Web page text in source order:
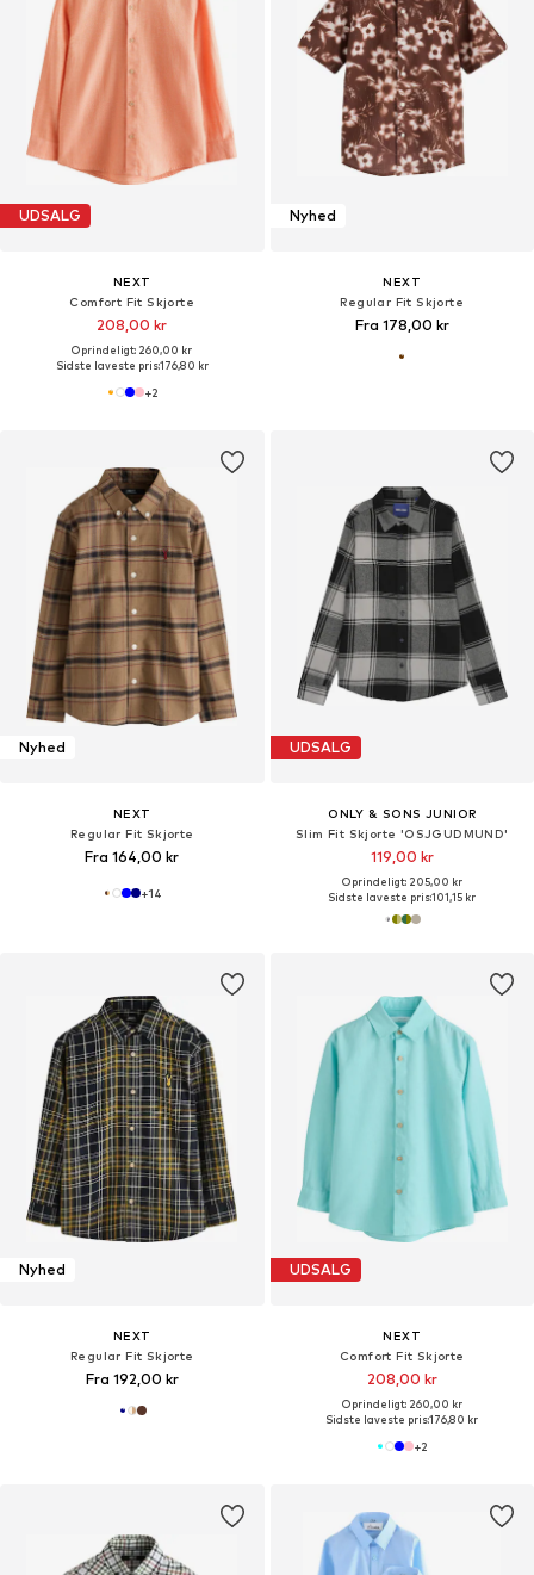
UDSALG
NEXT
Comfort Fit Skjorte
208,00 kr
Oprindeligt: 260,00 kr
Sidste laveste pris:176,80 kr
+2
Nyhed
NEXT
Regular Fit Skjorte
Fra 178,00 kr
Nyhed
NEXT
Regular Fit Skjorte
Fra 164,00 kr
+14
UDSALG
ONLY & SONS JUNIOR
Slim Fit Skjorte 'OSJGUDMUND'
119,00 kr
Oprindeligt: 205,00 kr
Sidste laveste pris:101,15 kr
Nyhed
NEXT
Regular Fit Skjorte
Fra 192,00 kr
UDSALG
NEXT
Comfort Fit Skjorte
208,00 kr
Oprindeligt: 260,00 kr
Sidste laveste pris:176,80 kr
+2